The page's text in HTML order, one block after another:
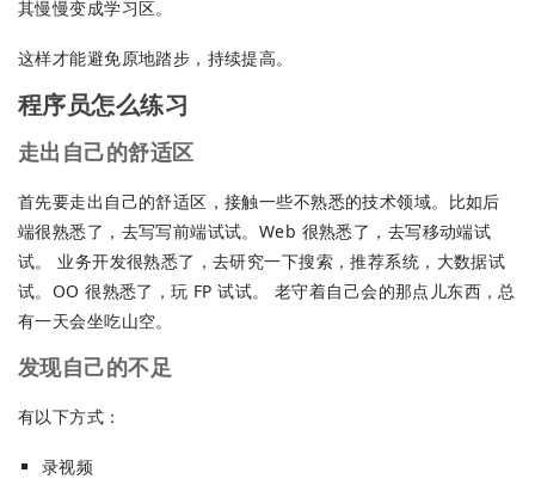
其慢慢变成学习区。
这样才能避免原地踏步，持续提高。
程序员怎么练习
走出自己的舒适区
首先要走出自己的舒适区，接触一些不熟悉的技术领域。比如后
端很熟悉了，去写写前端试试。Web 很熟悉了，去写移动端试
试。 业务开发很熟悉了，去研究一下搜索，推荐系统，大数据试
试。OO 很熟悉了，玩 FP 试试。 老守着自己会的那点儿东西，总
有一天会坐吃山空。
发现自己的不足
有以下方式：
录视频